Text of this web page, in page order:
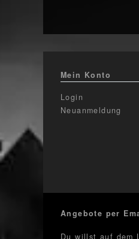
Mein Konto
Login
Neuanmeldung
Angebote per
Du willst auf dem